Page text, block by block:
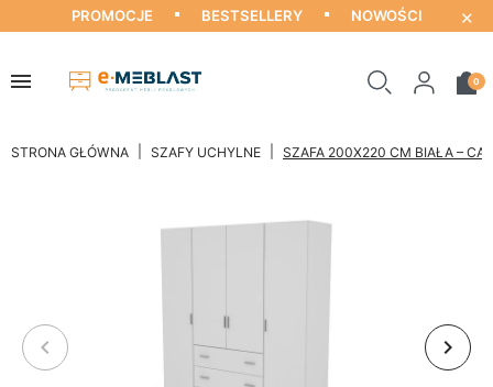
PROMOCJE BESTSELLERY NOWOŚCI ×
0
STRONA GŁÓWNA SZAFY UCHYLNE SZAFA 200X220 CM BIAŁA –
Poprzedni
keyboard_arrow_left keyboard_arrow_right